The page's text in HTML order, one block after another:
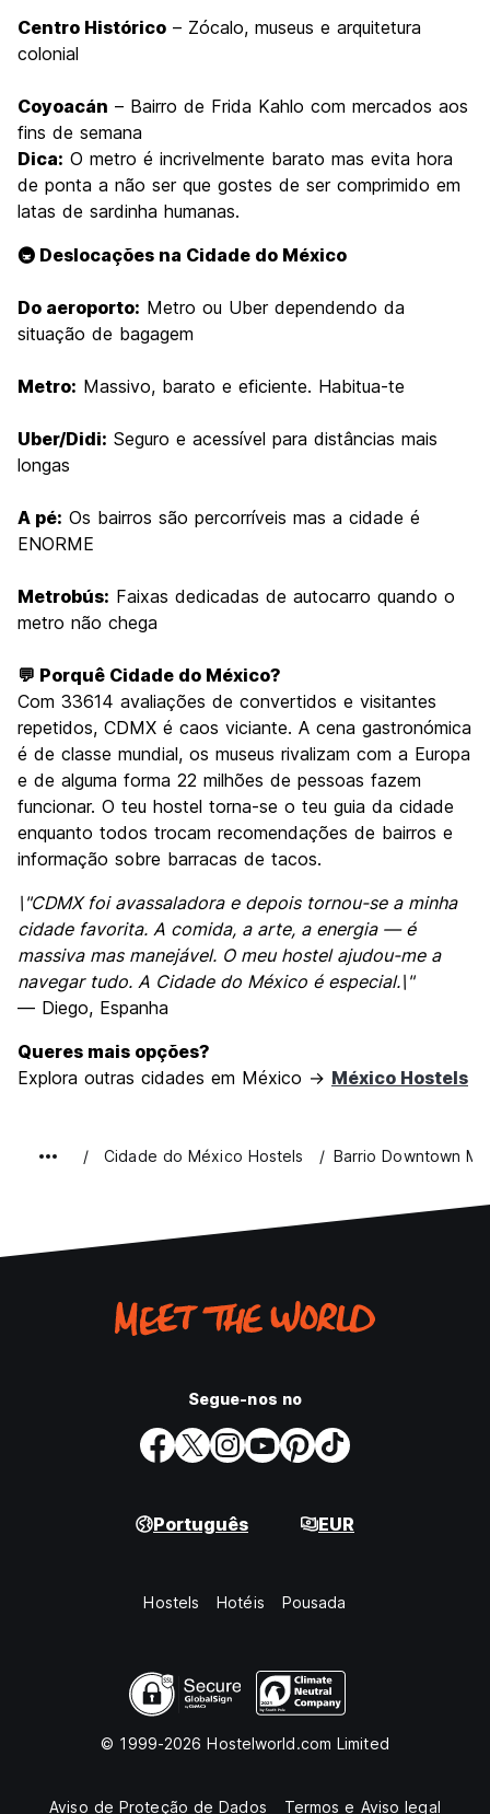
Centro Histórico – Zócalo, museus e arquitetura
colonial
Coyoacán – Bairro de Frida Kahlo com mercados aos
fins de semana
Dica: O metro é incrivelmente barato mas evita hora
de ponta a não ser que gostes de ser comprimido em
latas de sardinha humanas.
🚇 Deslocações na Cidade do México
Do aeroporto: Metro ou Uber dependendo da
situação de bagagem
Metro: Massivo, barato e eficiente. Habitua-te
Uber/Didi: Seguro e acessível para distâncias mais
longas
A pé: Os bairros são percorríveis mas a cidade é
ENORME
Metrobús: Faixas dedicadas de autocarro quando o
metro não chega
💬 Porquê Cidade do México?
Com 33614 avaliações de convertidos e visitantes
repetidos, CDMX é caos viciante. A cena gastronómica
é de classe mundial, os museus rivalizam com a Europa
e de alguma forma 22 milhões de pessoas fazem
funcionar. O teu hostel torna-se o teu guia da cidade
enquanto todos trocam recomendações de bairros e
informação sobre barracas de tacos.
\"CDMX foi avassaladora e depois tornou-se a minha
cidade favorita. A comida, a arte, a energia — é
massiva mas manejável. O meu hostel ajudou-me a
navegar tudo. A Cidade do México é especial.\"
— Diego, Espanha
Queres mais opções?
Explora outras cidades em México → México Hostels
Cidade do México Hostels Barrio Downtown
Segue-nos no
Português EUR
Hostels Hotéis Pousada
© 1999-2026 Hostelworld.com Limited
Aviso de Proteção de Dados Termos e Aviso legal